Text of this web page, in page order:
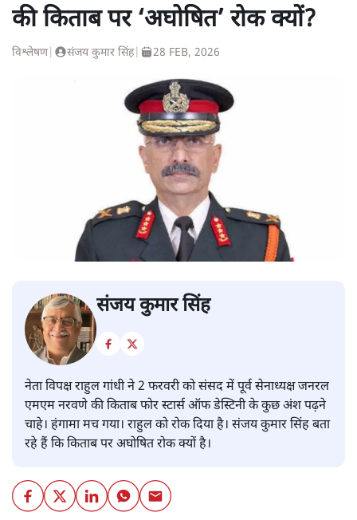
की किताब पर ‘अघोषित’ रोक क्यों?
विश्लेषण| संजय कुमार सिंह| 28 FEB, 2026
संजय कुमार सिंह
नेता विपक्ष राहुल गांधी ने 2 फरवरी को संसद में पूर्व सेनाध्यक्ष जनरल
एमएम नरवणे की किताब फोर स्टार्स ऑफ डेस्टिनी के कुछ अंश पढ़ने
चाहे। हंगामा मच गया। राहुल को रोक दिया है। संजय कुमार सिंह बता
रहे हैं कि किताब पर अघोषित रोक क्यों है।